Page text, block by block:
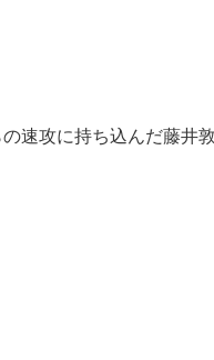
速攻に持ち込んだ藤井